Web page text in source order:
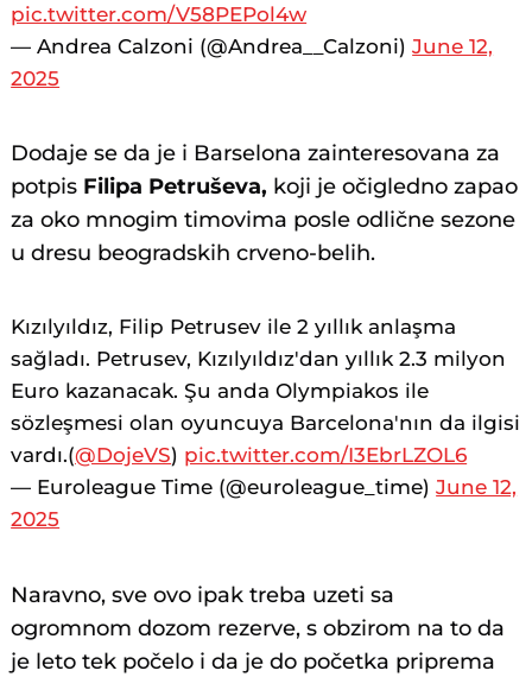
pic.twitter.com/V58PEPol4w
— Andrea Calzoni (@Andrea__Calzoni)June 12,
2025
Dodaje se da je i Barselona zainteresovana za
potpis Filipa Petruševa, koji je očigledno zapao
za oko mnogim timovima posle odlične sezone
u dresu beogradskih crveno-belih.
Kızılyıldız, Filip Petrusev ile 2 yıllık anlaşma
sağladı. Petrusev, Kızılyıldız'dan yıllık 2.3 milyon
Euro kazanacak. Şu anda Olympiakos ile
sözleşmesi olan oyuncuya Barcelona'nın da ilgisi
vardı.(@DojeVS) pic.twitter.com/I3EbrLZOL6
— Euroleague Time (@euroleague_time)June 12,
2025
Naravno, sve ovo ipak treba uzeti sa
ogromnom dozom rezerve, s obzirom na to da
je leto tek počelo i da je do početka priprema